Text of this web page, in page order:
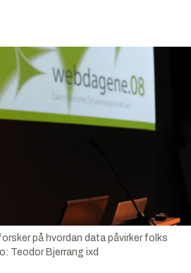
på hvordan data påvirker folks
Teodor Bjerrang ixd